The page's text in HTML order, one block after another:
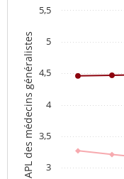
APL des médecins généralistes 3
3,5
4
4,5
5
5,5